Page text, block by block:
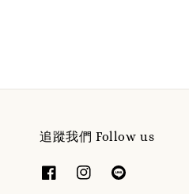
追蹤我們 Follow us